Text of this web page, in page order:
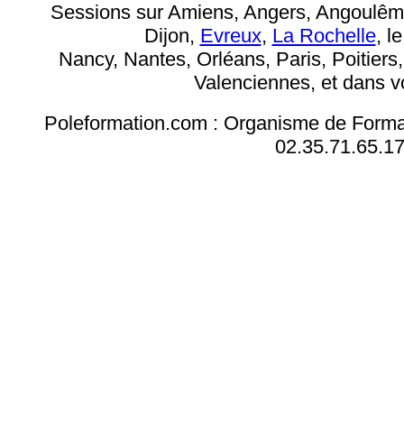
Sessions sur Amiens, Angers,
Dijon, Evreux, La Rochelle,
Nancy, Nantes, Orléans, Paris,
Valenciennes, et dans
Poleformation.com : Organisme de